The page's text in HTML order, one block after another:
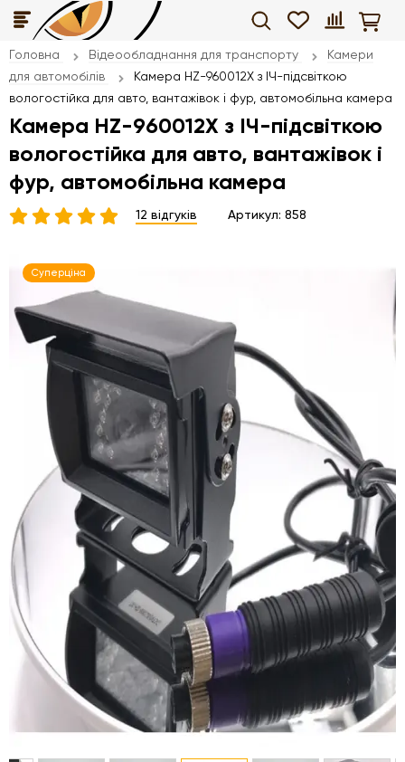
Головна Відеообладнання для транспорту
Камери
для автомобілів
Камера HZ-960012X з ІЧ-підсвіткою
вологостійка для авто, вантажівок і фур, автомобільна камера
Камера HZ-960012X з ІЧ-підсвіткою
вологостійка для авто, вантажівок і
фур, автомобільна камера
12 відгуків Артикул: 858
Суперціна